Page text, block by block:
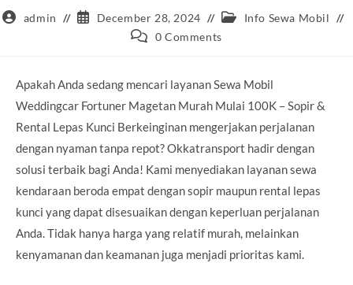
Postadmin
Post
published:
December 28, 2024
Post Info Sewa Mobil
Post 0 Comments
Apakah Anda sedang mencari layanan Sewa Mobil
Weddingcar Fortuner Magetan Murah Mulai 100K – Sopir &
Rental Lepas Kunci Berkeinginan mengerjakan perjalanan
dengan nyaman tanpa repot? Okkatransport hadir dengan
solusi terbaik bagi Anda! Kami menyediakan layanan sewa
kendaraan beroda empat dengan sopir maupun rental lepas
kunci yang dapat disesuaikan dengan keperluan perjalanan
Anda. Tidak hanya harga yang relatif murah, melainkan
kenyamanan dan keamanan juga menjadi prioritas kami.